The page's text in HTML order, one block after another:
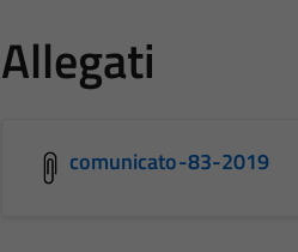
Allegati
comunicato-83-2019